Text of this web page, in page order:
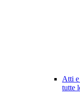
Atti e
tutte